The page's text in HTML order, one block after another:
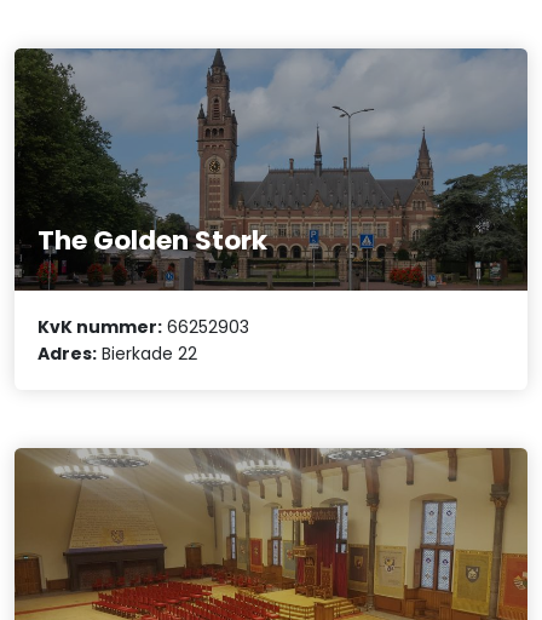
The Golden Stork
KvK nummer: 66252903
Adres: Bierkade 22